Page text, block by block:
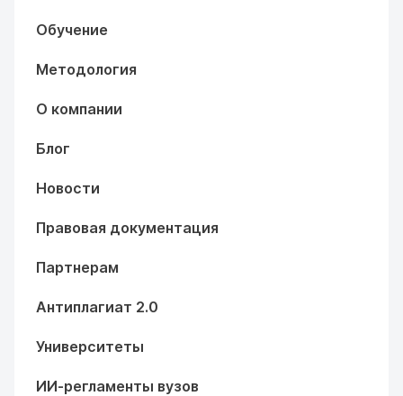
Обучение
Методология
О компании
Блог
Новости
Правовая документация
Партнерам
Антиплагиат 2.0
Университеты
ИИ-регламенты вузов